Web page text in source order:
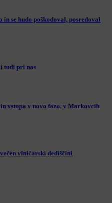
se hudo poškodoval, posredoval
tudi pri nas
vstopa v novo fazo, v Markovcih
viničarski dediščini